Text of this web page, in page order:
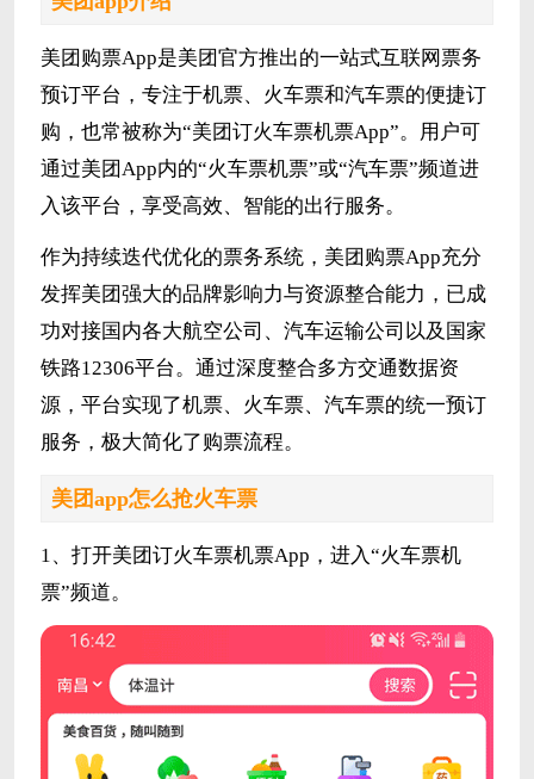
美团购票App是美团官方推出的一站式互联网票务
预订平台，专注于机票、火车票和汽车票的便捷订
购，也常被称为“美团订火车票机票App”。用户可
通过美团App内的“火车票机票”或“汽车票”频道进
入该平台，享受高效、智能的出行服务。
作为持续迭代优化的票务系统，美团购票App充分
发挥美团强大的品牌影响力与资源整合能力，已成
功对接国内各大航空公司、汽车运输公司以及国家
铁路12306平台。通过深度整合多方交通数据资
源，平台实现了机票、火车票、汽车票的统一预订
服务，极大简化了购票流程。
美团app怎么抢火车票
1、打开美团订火车票机票App，进入“火车票机
票”频道。